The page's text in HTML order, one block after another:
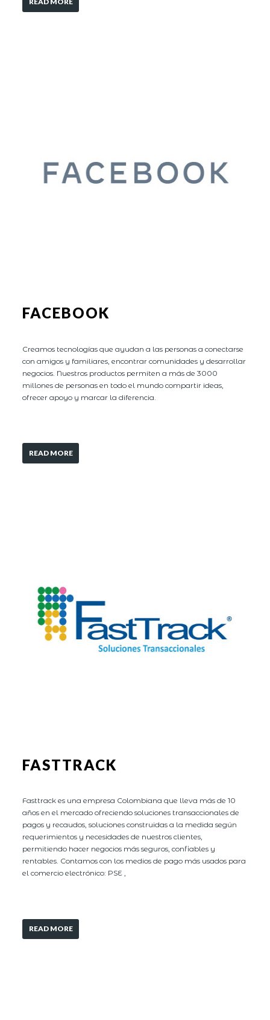
FACEBOOK
Creamos tecnologías que ayudan a las personas a conectarse
con amigos y familiares, encontrar comunidades y desarrollar
negocios. Nuestros productos permiten a más de 3000
millones de personas en todo el mundo compartir ideas,
ofrecer apoyo y marcar la diferencia.
READ MORE
FASTTRACK
Fasttrack es una empresa Colombiana que lleva más de 10
años en el mercado ofreciendo soluciones transaccionales de
pagos y recaudos, soluciones construidas a la medida según
requerimientos y necesidades de nuestros clientes,
permitiendo hacer negocios más seguros, confiables y
rentables. Contamos con los medios de pago más usados para
el comercio electrónico: PSE ,
READ MORE